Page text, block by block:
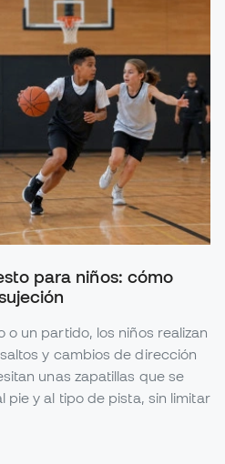
para niños: cómo
o un partido, los niños realizan
y cambios de dirección
unas zapatillas que se
y al tipo de pista, sin limitar